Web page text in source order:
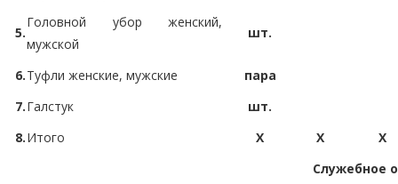
5.
Головной убор женский,
мужской
шт.
6.Туфли женские, мужские
пара
7.Галстук
шт.
8.Итого X X
X
Служебное